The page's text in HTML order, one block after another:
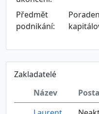
Předmět
podnikání:
Zakladatelé
Název